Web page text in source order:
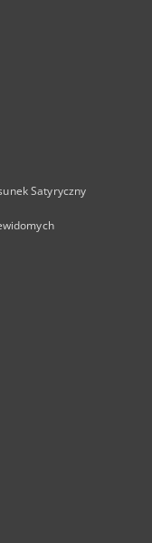
Satyryczny